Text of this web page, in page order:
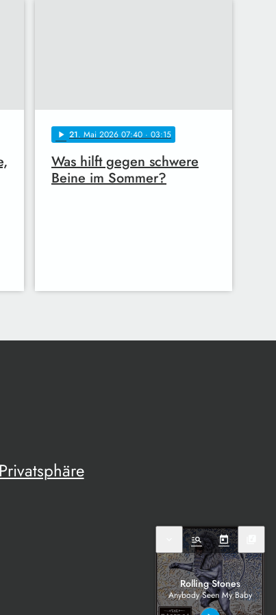
play_arrow 21. Mai 2026 07:40 · 03:15
Was hilft gegen schwere
Beine im Sommer?
Privatsphäre
manage_search today
Rolling Stones
Anybody Seen My Baby